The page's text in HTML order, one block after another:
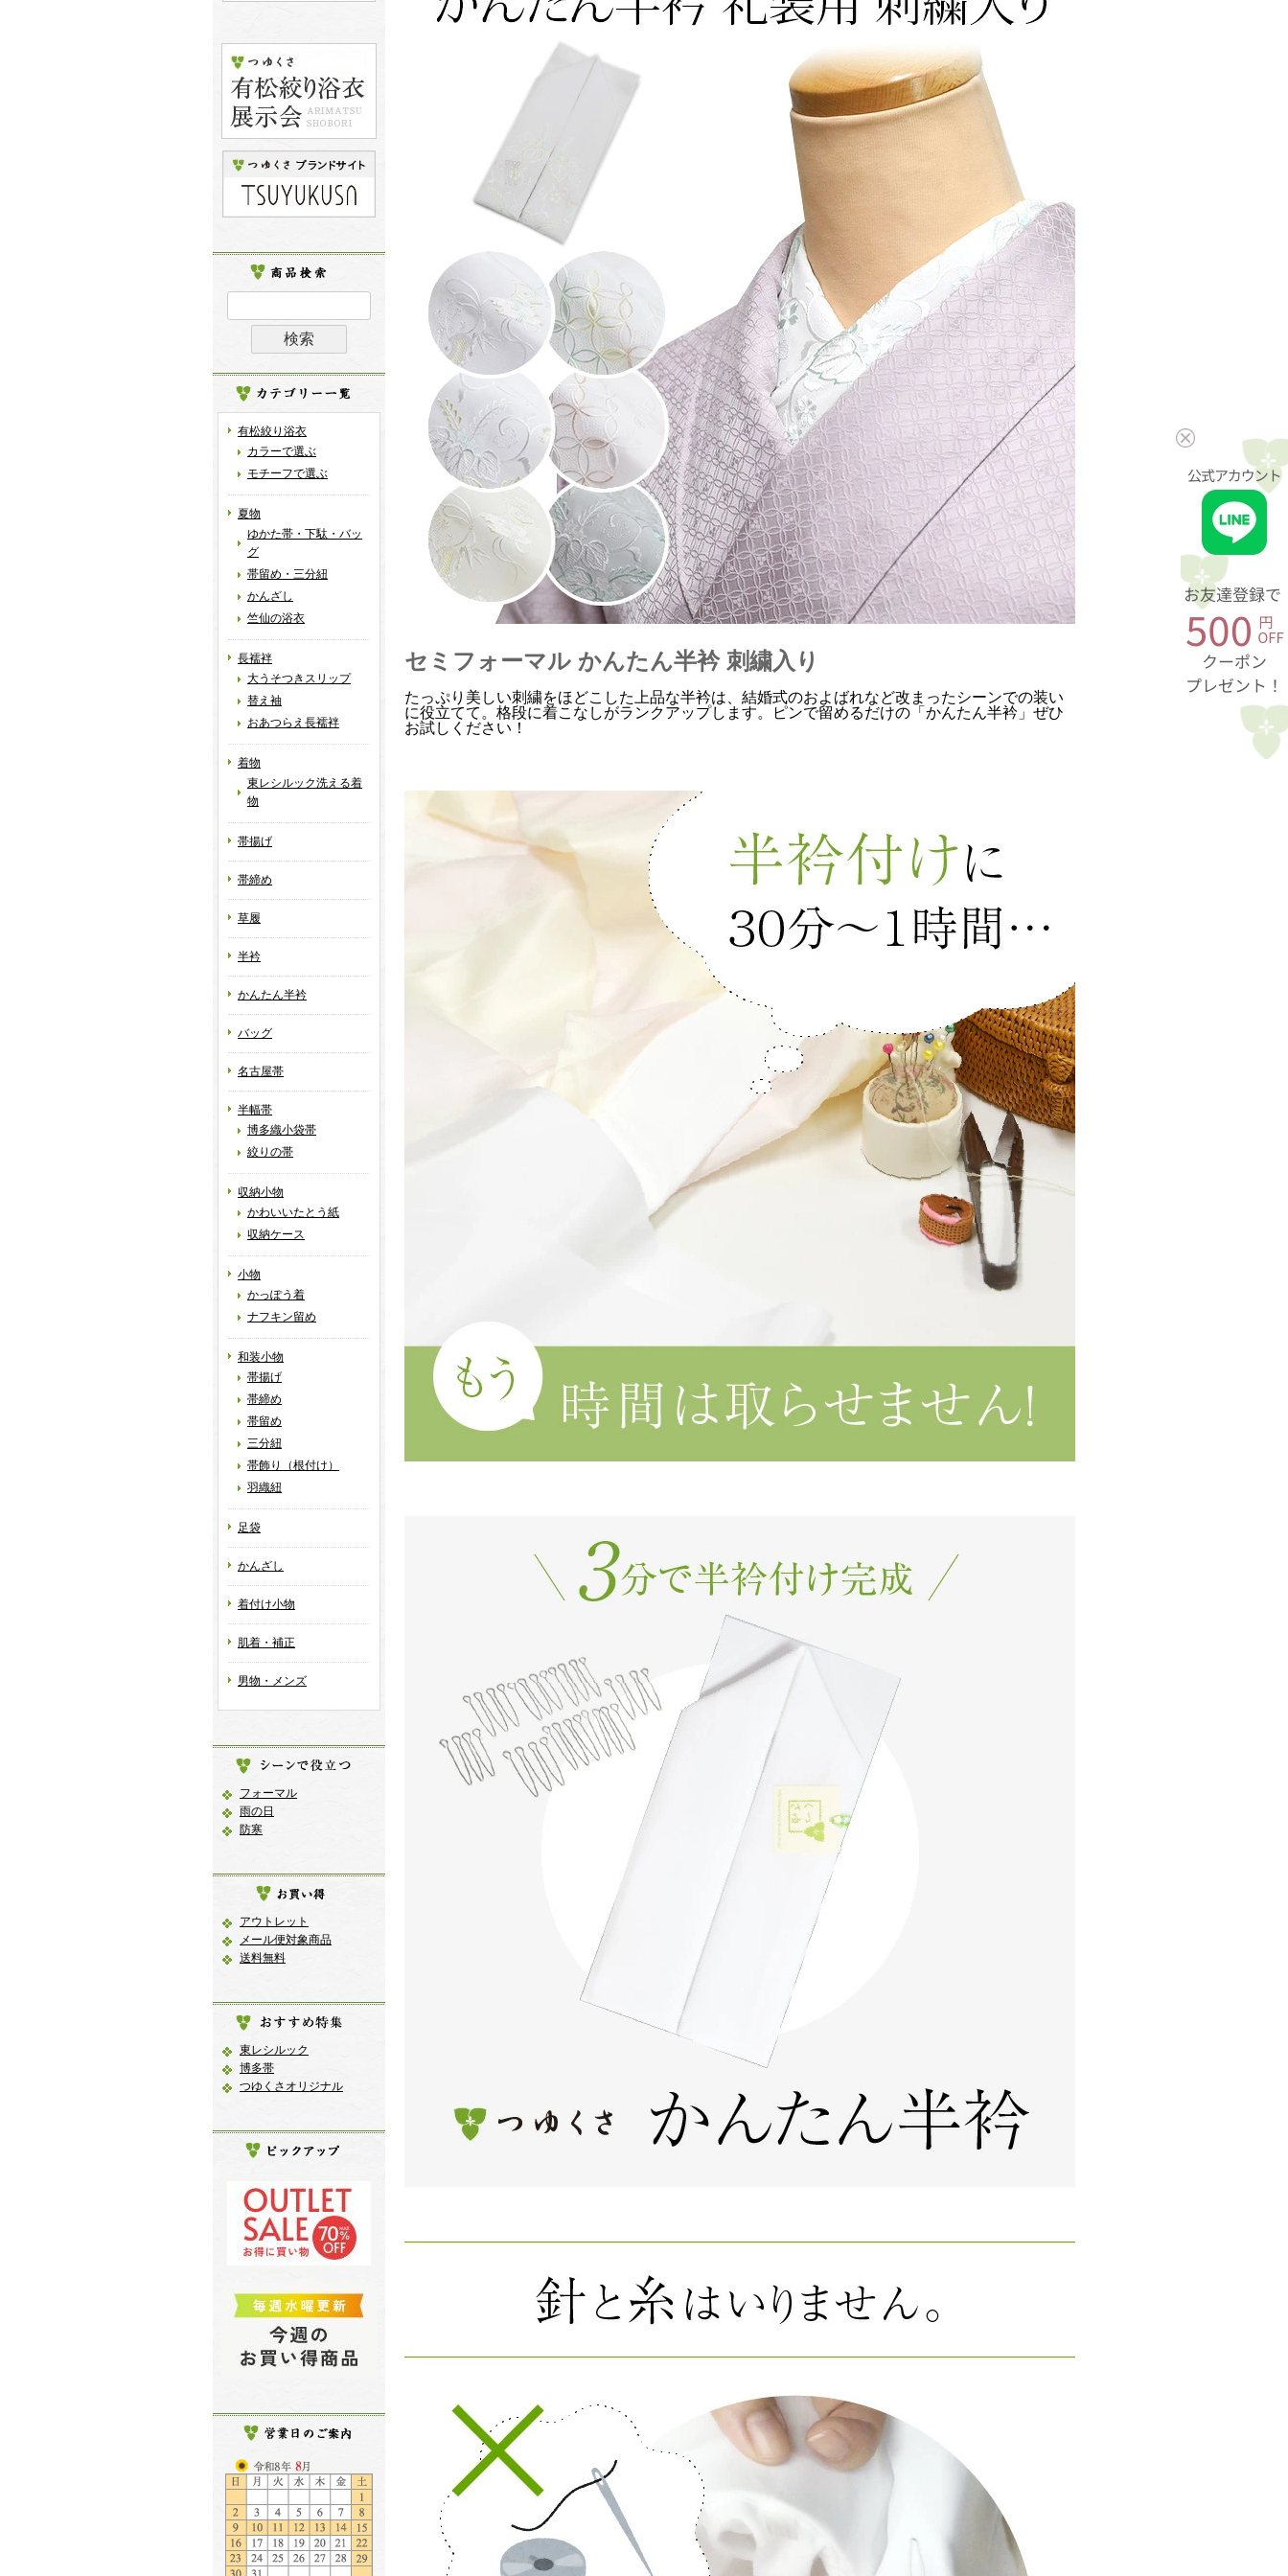
有松絞り浴衣
カラーで選ぶ
モチーフで選ぶ
夏物
ゆかた帯・下駄・バッ
グ
帯留め・三分紐
かんざし
竺仙の浴衣
長襦袢
大うそつきスリップ
替え袖
おあつらえ長襦袢
着物
東レシルック洗える着
物
帯揚げ
帯締め
草履
半衿
かんたん半衿
バッグ
名古屋帯
半幅帯
博多織小袋帯
絞りの帯
収納小物
かわいいたとう紙
収納ケース
小物
かっぽう着
ナフキン留め
和装小物
帯揚げ
帯締め
帯留め
三分紐
帯飾り（根付け）
羽織紐
足袋
かんざし
着付け小物
肌着・補正
男物・メンズ
フォーマル
雨の日
防寒
アウトレット
メール便対象商品
送料無料
東レシルック
博多帯
つゆくさオリジナル
セミフォーマル かんたん半衿 刺繍入り
たっぷり美しい刺繍をほどこした上品な半衿は、結婚式のおよばれなど改まったシーンでの装い
に役立てて。格段に着こなしがランクアップします。ピンで留めるだけの「かんたん半衿」ぜひ
お試しください！